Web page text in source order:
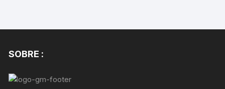
SOBRE :